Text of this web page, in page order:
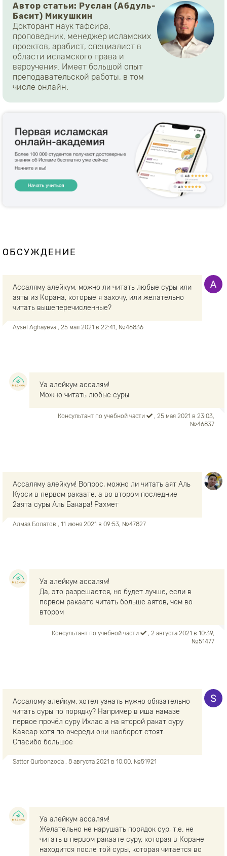
Автор статьи: Руслан (Абдуль-
Басит) Микушкин
Докторант наук тафсира,
проповедник, менеджер исламских
проектов, арабист, специалист в
области исламского права и
вероучения. Имеет большой опыт
преподавательской работы, в том
числе онлайн.
ОБСУЖДЕНИЕ
Ассаляму алейкум, можно ли читать любые суры или
аяты из Корана, которые я захочу, или желательно
читать вышеперечисленные?
Aysel Aghayeva , 25 мая 2021 в 22:41, №46836
Уа алейкум ассалям!
Можно читать любые суры
Консультант по учебной части
, 25 мая 2021 в 23:03,
№46837
Ассаляму алейкум! Вопрос, можно ли читать аят Аль
Курси в первом ракаате, а во втором последние
2аята суры Аль Бакара! Рахмет
Алмаз Болатов , 11 июня 2021 в 09:53, №47827
Уа алейкум ассалям!
Да, это разрешается, но будет лучше, если в
первом ракаате читать больше аятов, чем во
втором
Консультант по учебной части
, 2 августа 2021 в 10:39,
№51477
Ассалому алейкум, хотел узнать нужно обязательно
читать суры по порядку? Например в иша намазе
первое прочёл суру Ихлас а на второй ракат суру
Кавсар хотя по очереди они наоборот стоят.
Спасибо большое
Sattor Qurbonzoda , 8 августа 2021 в 10:00, №51921
Уа алейкум ассалям!
Желательно не нарушать порядок сур, т.е. не
читать в первом ракаате суру, которая в Коране
находится после той суры, которая читается во